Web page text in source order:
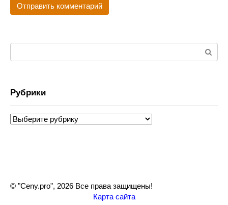
Рубрики
Рубрики
© "Ceny.pro", 2026 Все права защищены!
Карта сайта